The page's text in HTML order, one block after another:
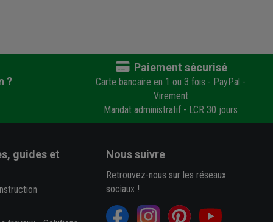
?
Paiement sécurisé
Carte bancaire en 1 ou 3 fois - PayPal -
Virement
Mandat administratif - LCR 30 jours
guides et Nous suivre
Retrouvez-nous sur les réseaux
sociaux !